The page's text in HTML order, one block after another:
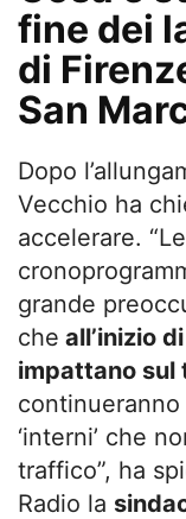
fine dei
di
San
Dopo
Vecchio ha
accelerare.
grande
che all’inizio
impattano
‘interni’ che
traffico”, ha
Radio la